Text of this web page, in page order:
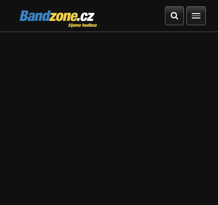
Bandzone.cz
žijeme hudbou